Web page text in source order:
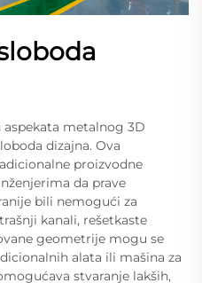
metalnog 3D
dizajna. Ova
proizvodne
da prave
bili nemogući za
kanali, rešetkaste
geometrije mogu se
alata ili mašina za
stvaranje lakših,